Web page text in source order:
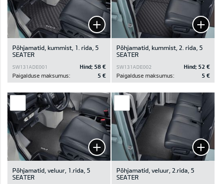
Põhjamatid, kummist, 1. rida, 5
SEATER
SW131ADE001 Hind: 58 €
Paigalduse maksumus:
5 €
Põhjamatid, kummist, 2. rida, 5
SEATER
SW131ADE002 Hind: 52 €
Paigalduse maksumus:
5 €
Põhjamatid, veluur, 1.rida, 5
SEATER
Põhjamatid, veluur, 2.rida, 5
SEATER